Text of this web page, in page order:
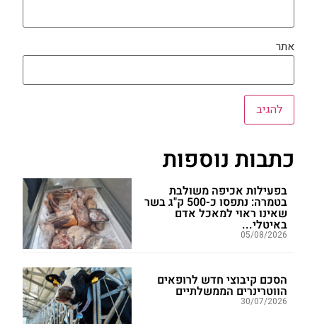
אתר
כתבות נוספות
בפעילות אכיפה משולבת
בטמרה: נתפסו כ-500 ק"ג בשר
שאינו ראוי למאכל אדם
באיטלי...
05/08/2026
הסכם קיבוצי חדש לרופאים
הווטרינרים הממשלתיים
30/07/2026